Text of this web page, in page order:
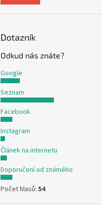
Dotazník
Odkud nás znáte?
Google
Seznam
Facebook
Instagram
Článek na internetu
Doporučení od známého
Počet hlasů: 54